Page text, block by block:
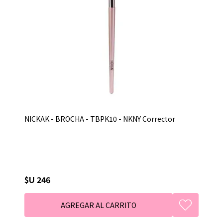
NICKAK - BROCHA - TBPK10 - NKNY Corrector
$U 246